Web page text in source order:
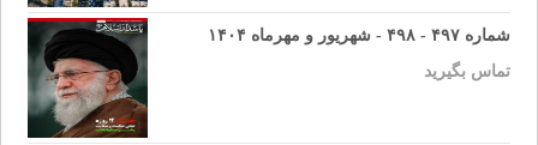
شماره ۴۹۷ - ۴۹۸ - شهریور و مهرماه ۱۴۰۴
تماس بگیرید